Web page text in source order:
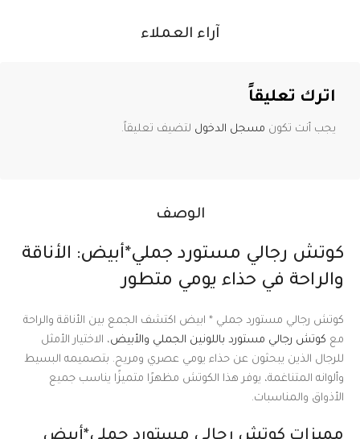
الوصف
كوتش رجالي مستورد جملي*أبيض: الأناقة
والراحة في حذاء يومي متطور
كوتش رجالي مستورد جملي * ابيض اكتشف الجمع بين الأناقة والراحة
مع كوتش رجالي مستورد باللونين الجملي والأبيض، الاختيار الأمثل
للرجال الذين يبحثون عن حذاء يومي عصري ومريح. بتصميمه البسيط
وألوانه المتناغمة، يوفر هذا الكوتش مظهرًا متميزًا يناسب جميع
الأذواق والمناسبات.
آراء العملاء
اترك تعليقاً
يجب أنت تكون مسجل الدخول لتضيف تعليقاً.